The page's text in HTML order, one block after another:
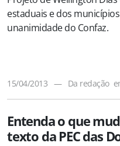
estaduais e dos
unanimidade do Confaz.
15/04/2013 — Da redação
Entenda o que
texto da PEC das